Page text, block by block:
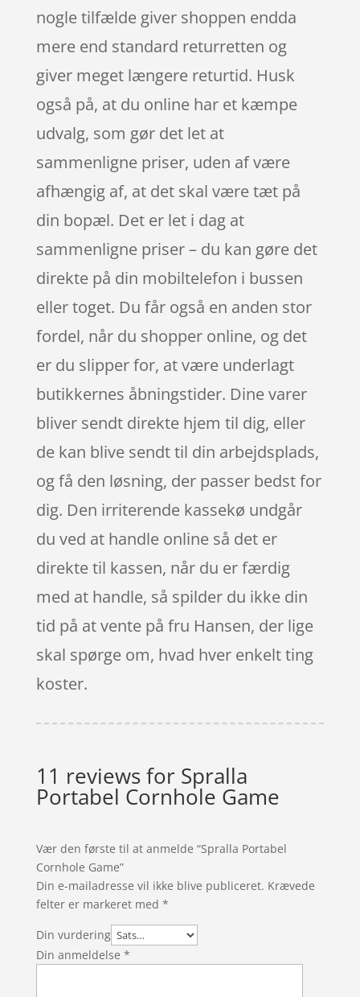
nogle tilfælde giver shoppen endda
mere end standard returretten og
giver meget længere returtid. Husk
også på, at du online har et kæmpe
udvalg, som gør det let at
sammenligne priser, uden af være
afhængig af, at det skal være tæt på
din bopæl. Det er let i dag at
sammenligne priser – du kan gøre det
direkte på din mobiltelefon i bussen
eller toget. Du får også en anden stor
fordel, når du shopper online, og det
er du slipper for, at være underlagt
butikkernes åbningstider. Dine varer
bliver sendt direkte hjem til dig, eller
de kan blive sendt til din arbejdsplads,
og få den løsning, der passer bedst for
dig. Den irriterende kassekø undgår
du ved at handle online så det er
direkte til kassen, når du er færdig
med at handle, så spilder du ikke din
tid på at vente på fru Hansen, der lige
skal spørge om, hvad hver enkelt ting
koster.
11 reviews for Spralla
Portabel Cornhole Game
Vær den første til at anmelde “Spralla Portabel
Cornhole Game”
Din e-mailadresse vil ikke blive publiceret. Krævede
felter er markeret med *
Din vurdering
Din anmeldelse *